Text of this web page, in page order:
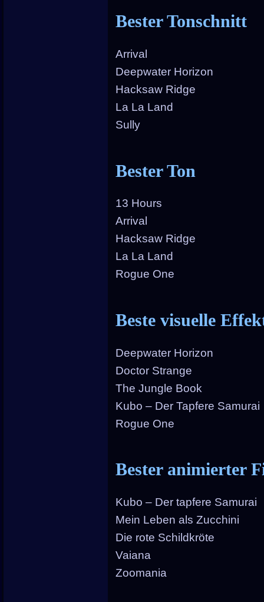
Bester Tonschnitt
Arrival
Deepwater Horizon
Hacksaw Ridge
La La Land
Sully
Bester Ton
13 Hours
Arrival
Hacksaw Ridge
La La Land
Rogue One
Beste visuelle
Deepwater Horizon
Doctor Strange
The Jungle Book
Kubo – Der Tapfere Samurai
Rogue One
Bester animierter
Kubo – Der tapfere Samurai
Mein Leben als Zucchini
Die rote Schildkröte
Vaiana
Zoomania